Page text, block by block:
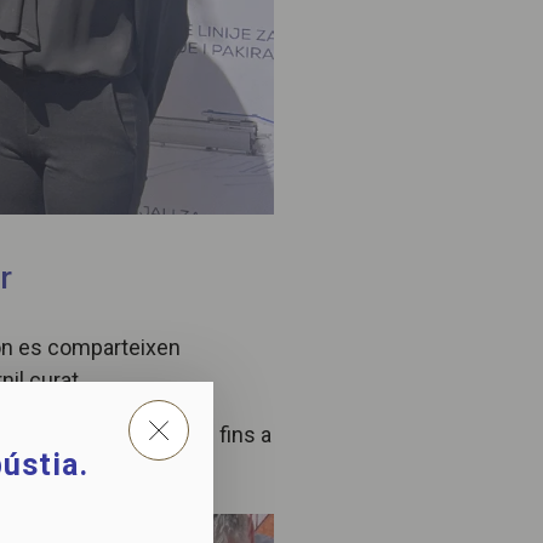
es comparteixen
curat.
processos productius fins a